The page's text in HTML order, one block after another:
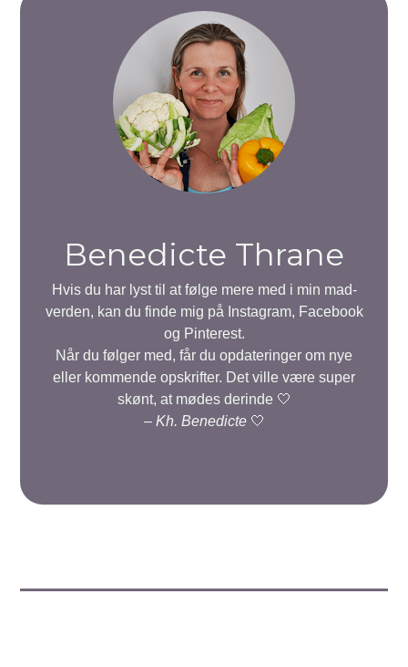
Benedicte Thrane
Hvis du har lyst til at følge mere med i min mad-
verden, kan du finde mig på Instagram, Facebook
og Pinterest.
Når du følger med, får du opdateringer om nye
eller kommende opskrifter. Det ville være super
skønt, at mødes derinde 🤍
– Kh. Benedicte🤍